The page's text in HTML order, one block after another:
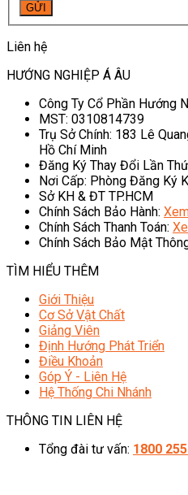
Liên hệ
HƯỚNG NGHIỆP Á ÂU
Công Ty Cổ Phần Hướng
MST: 0310814739
Trụ Sở Chính: 183 Lê
Hồ Chí Minh
Đăng Ký Thay Đổi Lần
Nơi Cấp: Phòng Đăng Ký
Sở KH & ĐT TP.HCM
Chính Sách Bảo Hành:
Chính Sách Thanh Toán:
Chính Sách Bảo Mật
TÌM HIỂU THÊM
Giới Thiệu
Cơ Sở Vật Chất
Giảng Viên
Định Hướng Phát Triển
Điều Khoản
Góp Ý - Liên Hệ
Hệ Thống Chi Nhánh
THÔNG TIN LIÊN HỆ
Tổng đài tư vấn: 1800